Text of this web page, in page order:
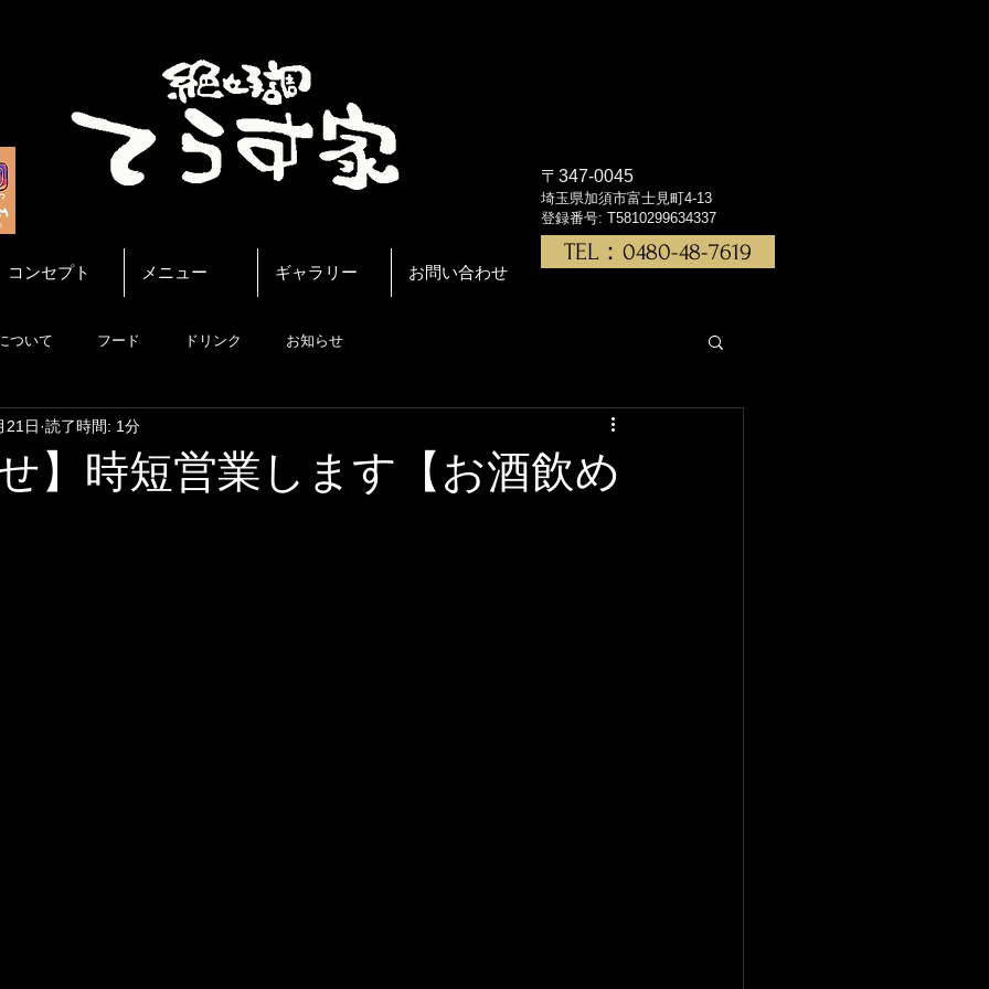
コンセプト メニュー ギャラリー お問い合わせ
〒347-0045
埼玉県加須市富士見町4-13
TEL：0480-48-7619
登録番号: T5810299634337
ついて フード ドリンク お知らせ
】時短営業します【お酒飲め
21日 読了時間: 1分